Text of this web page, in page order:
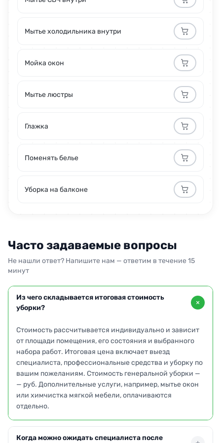
Мытье холодильника внутри
Мойка окон
Мытье люстры
Глажка
Поменять белье
Уборка на балконе
Часто задаваемые вопросы
Не нашли ответ? Напишите нам — ответим в течение 15
минут
Из чего складывается итоговая стоимость
уборки?
Стоимость рассчитывается индивидуально и зависит
от площади помещения, его состояния и выбранного
набора работ. Итоговая цена включает выезд
специалиста, профессиональные средства и уборку по
вашим пожеланиям. Стоимость генеральной уборки —
— руб. Дополнительные услуги, например, мытье окон
или химчистка мягкой мебели, оплачиваются
отдельно.
Когда можно ожидать специалиста после